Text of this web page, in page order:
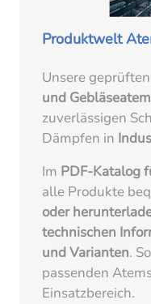
Produktwelt
Unsere geprüften
und
zuverlässigen
Dämpfen in
Im PDF-Katalog
alle Produkte
oder
technischen
und Varianten.
passenden
Einsatzbereich.